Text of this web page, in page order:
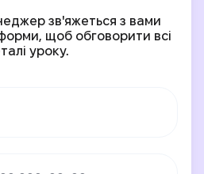
зв'яжеться з вами
щоб обговорити всі
уроку.